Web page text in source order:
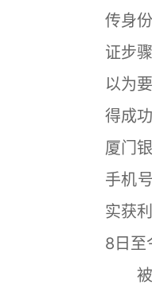
传身
证步
以为
得成
厦门
手机
实获
8日至
被告